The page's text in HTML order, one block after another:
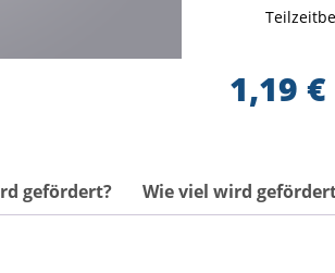
1,19 €
gefördert? Wie viel wird